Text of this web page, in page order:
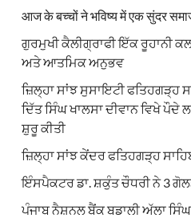
आज के बच्चों ने भविष्य में एक सुंदर
ਗੁਰਮੁਖੀ ਕੈਲੀਗ੍ਰਾਫੀ ਇੱਕ ਰੂਹਾਨੀ
ਅਤੇ ਆਤਮਿਕ ਅਨੁਭਵ
ਜ਼ਿਲ੍ਹਾ ਸਾਂਝ ਸੁਸਾਇਟੀ ਫਤਿਹਗੜ੍ਹ
ਦਿੱਤ ਸਿੰਘ ਖਾਲਸਾ ਦੀਵਾਨ ਵਿਖੇ ਪੌਦੇ
ਸ਼ੁਰੂ ਕੀਤੀ
ਜ਼ਿਲ੍ਹਾ ਸਾਂਝ ਕੇਂਦਰ ਫਤਿਹਗੜ੍ਹ
ਇੰਸਪੈਕਟਰ ਡਾ. ਸ਼ਕੁੰਤ ਚੌਧਰੀ ਨੇ 3
ਪੰਜਾਬ ਨੈਸ਼ਨਲ ਬੈਂਕ ਬਡਾਲੀ ਅੱਲਾ